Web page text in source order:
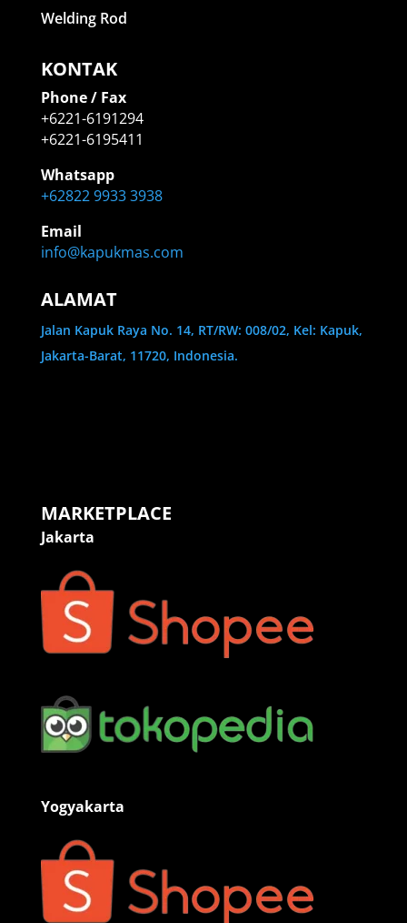
Welding Rod
KONTAK
Phone / Fax
+6221-6191294
+6221-6195411
Whatsapp
+62822 9933 3938
Email
info@kapukmas.com
ALAMAT
Jalan Kapuk Raya No. 14, RT/RW: 008/02, Kel: Kapuk,
Jakarta-Barat, 11720, Indonesia.
MARKETPLACE
Jakarta
Yogyakarta